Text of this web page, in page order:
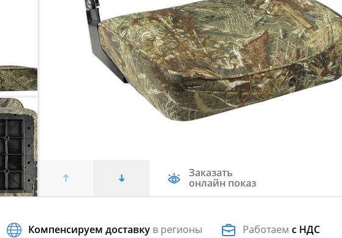
Заказать
онлайн показ
Компенсируем доставку в регионы Работаемс НДС